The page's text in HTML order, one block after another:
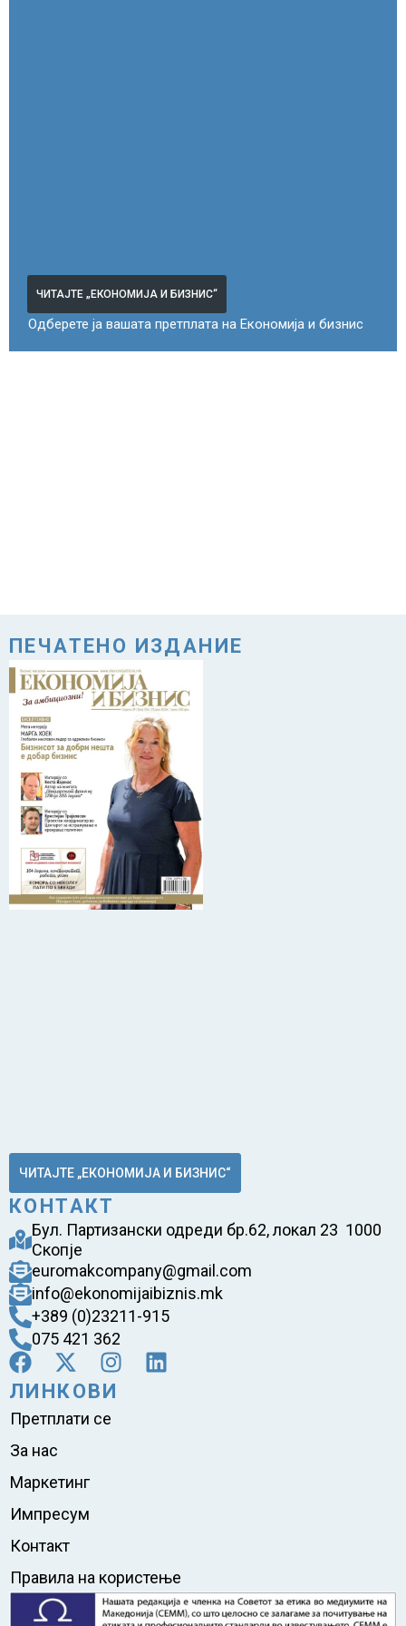
ЧИТАЈТЕ „ЕКОНОМИЈА И БИЗНИС“
Одберете ја вашата претплата на Економија и бизнис
ПЕЧАТЕНО ИЗДАНИЕ
ЧИТАЈТЕ „ЕКОНОМИЈА И БИЗНИС“
КОНТАКТ
Бул. Партизански одреди бр.62, локал 23 1000
Скопје
euromakcompany@gmail.com
info@ekonomijaibiznis.mk
+389 (0)23211-915
075 421 362
ЛИНКОВИ
Претплати се
За нас
Маркетинг
Импресум
Контакт
Правила на користење